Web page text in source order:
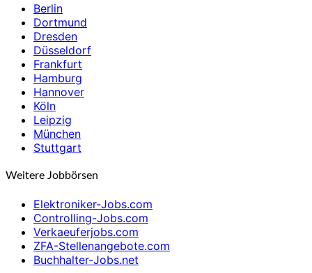
Berlin
Dortmund
Dresden
Düsseldorf
Frankfurt
Hamburg
Hannover
Köln
Leipzig
München
Stuttgart
Weitere Jobbörsen
Elektroniker-Jobs.com
Controlling-Jobs.com
Verkaeuferjobs.com
ZFA-Stellenangebote.com
Buchhalter-Jobs.net